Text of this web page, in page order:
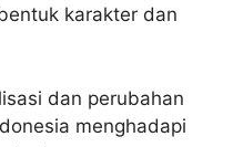
karakter dan
dan perubahan
menghadapi